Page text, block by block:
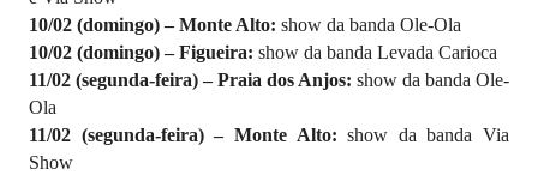
10/02 (domingo) – Monte Alto: show da banda Ole-Ola
10/02 (domingo) – Figueira: show da banda Levada Carioca
11/02 (segunda-feira) – Praia dos Anjos: show da banda Ole-
Ola
11/02 (segunda-feira) – Monte Alto:show da banda Via
Show